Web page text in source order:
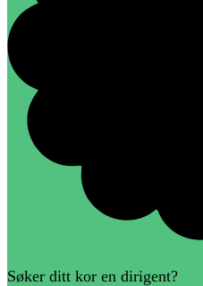
Søker ditt kor en dirigent?